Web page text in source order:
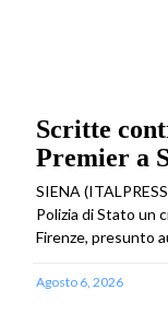
Scritte
Premier a
SIENA
Polizia di Stato un
Firenze, presunto
Agosto 6, 2026